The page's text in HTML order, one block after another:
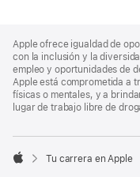
Footer
Apple ofrece igualdad de
con la inclusión y la
empleo y oportunidades de
Apple está comprometida a
físicas o mentales, y a
lugar de trabajo libre de

Tu carrera en Apple